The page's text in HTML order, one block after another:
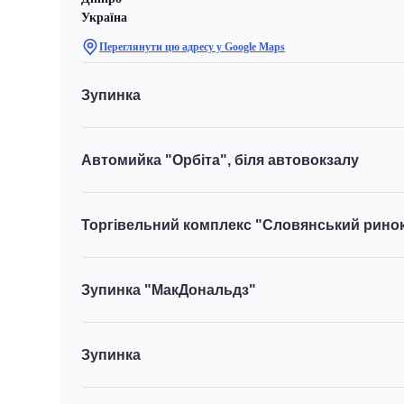
Україна
Переглянути цю адресу у Google Maps
Зупинка
Автомийка "Орбіта", біля автовокзалу
Торгівельний комплекс "Словянський
Зупинка "МакДональдз"
Зупинка